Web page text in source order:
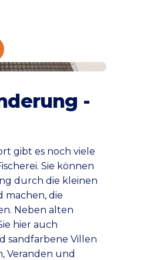
-
gibt es noch viele
Sie können
durch die kleinen
machen, die
Neben alten
hier auch
sandfarbene Villen
Veranden und